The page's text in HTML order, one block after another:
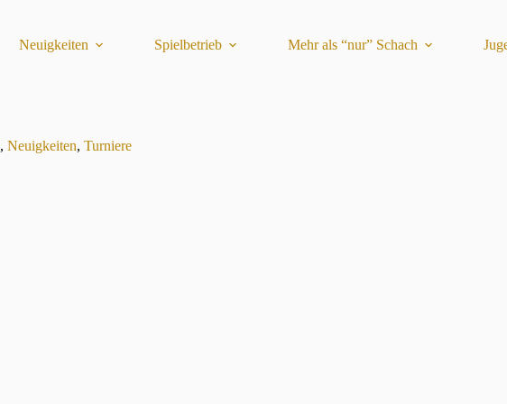
Neuigkeiten Spielbetrieb Mehr als “nur” Schach
, Neuigkeiten, Turniere